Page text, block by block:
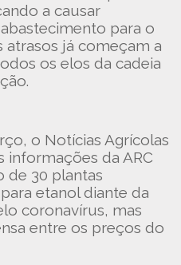
a causar
para o
atrasos já começam a
os elos da cadeia
o Notícias Agrícolas
informações da ARC
de 30 plantas
etanol diante da
coronavírus, mas
entre os preços do